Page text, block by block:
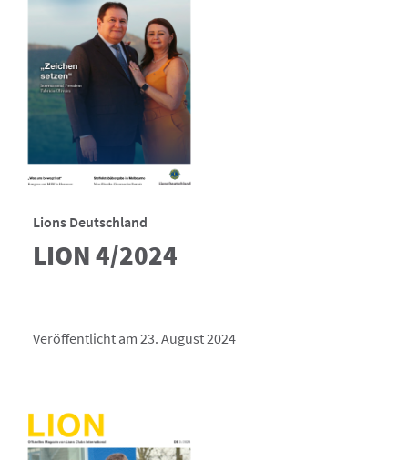
Lions Deutschland
LION 4/2024
Veröffentlicht am 23. August 2024